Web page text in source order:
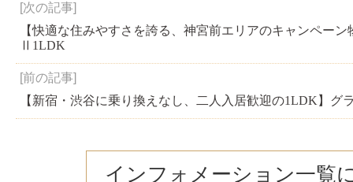
[次の記事]
【快適な住みやすさを誇る、神宮前エリアのキャンペー
Ⅱ1LDK
[前の記事]
【新宿・渋谷に乗り換えなし、二人入居歓迎の1LDK】グ
インフォメーション一覧